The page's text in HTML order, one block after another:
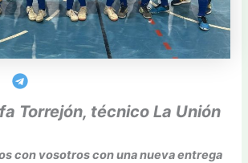
Torrejón, técnico La Unión
con vosotros con una nueva entrega